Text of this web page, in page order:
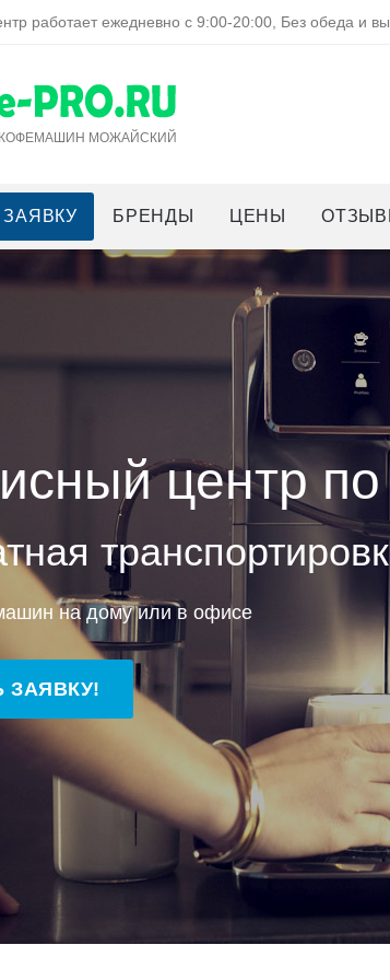
работает ежедневно с 9:00-20:00, Без обеда и
МОЖАЙСКИЙ
БРЕНДЫ ЦЕНЫ
центр
на дому или в офисе
ЗАЯВКУ!